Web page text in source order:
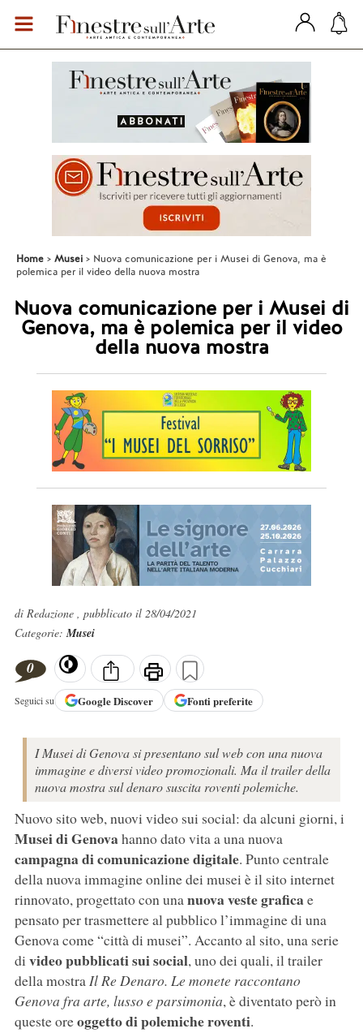
Home Musei
Nuova comunicazione per i Musei di Genova, ma è
polemica per il video della nuova mostra
Nuova comunicazione per i Musei di
Genova, ma è polemica per il video
della nuova mostra
di Redazione , pubblicato il 28/04/2021
Categorie:Musei
0
Seguici su GoogleDiscover Fonti preferite
I Musei di Genova si presentano sul web con una nuova
immagine e diversi video promozionali. Ma il trailer della
nuova mostra sul denaro suscita roventi polemiche.
Nuovo sito web, nuovi video sui social: da alcuni giorni, i
Musei di Genovahanno dato vita a una nuova
campagna di comunicazione digitale. Punto centrale
della nuova immagine online dei musei è il sito internet
rinnovato, progettato con unanuova veste graficae
pensato per trasmettere al pubblico l’immagine di una
Genova come “città di musei”. Accanto al sito, una serie
di video pubblicati sui social, uno dei quali, il trailer
della mostraIl Re Denaro. Le monete raccontano
Genova fra arte, lusso e parsimonia, è diventato però in
queste oreoggetto di polemiche roventi.